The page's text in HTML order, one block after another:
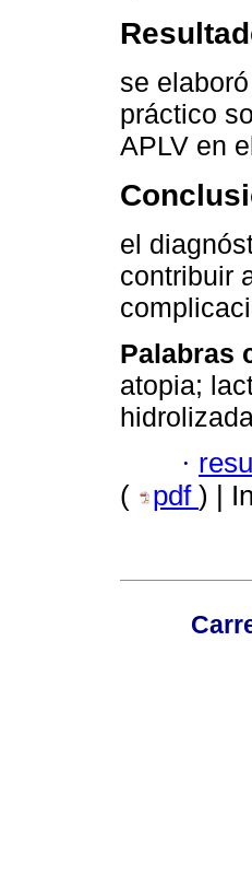
se
práctico
APLV en
el
contribuir
Palabras
atopia;
·
(
pdf ) |